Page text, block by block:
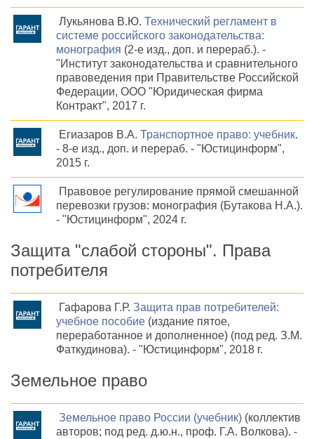
Лукьянова В.Ю. Технический регламент в
системе российского законодательства:
монография (2-е изд., доп. и перераб.). -
"Институт законодательства и сравнительного
правоведения при Правительстве Российской
Федерации, ООО "Юридическая фирма
Контракт", 2017 г.
Егиазаров В.А. Транспортное право: учебник.
- 8-е изд., доп. и перераб. - "Юстицинформ",
2015 г.
Правовое регулирование прямой смешанной
перевозки грузов: монография (Бутакова Н.А.).
- "Юстицинформ", 2024 г.
Защита "слабой стороны". Права
потребителя
Гафарова Г.Р. Защита прав потребителей:
учебное пособие (издание пятое,
переработанное и дополненное) (под ред. З.М.
Фаткудинова). - "Юстицинформ", 2018 г.
Земельное право
Земельное право России (учебник) (коллектив
авторов; под ред. д.ю.н., проф. Г.А. Волкова). -